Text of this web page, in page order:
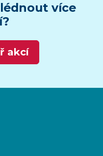
více
akcí